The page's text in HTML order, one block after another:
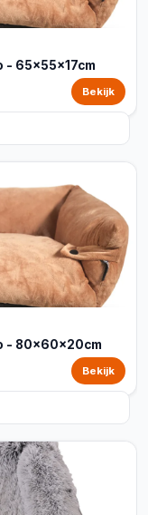
- 65x55x17cm
Bekijk
- 80x60x20cm
Bekijk